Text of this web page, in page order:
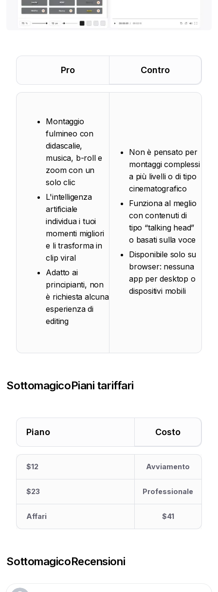
Pro Contro
Montaggio
fulmineo con
didascalie,
musica, b-roll e
zoom con un
solo clic
L'intelligenza
artificiale
individua i tuoi
momenti migliori
e li trasforma in
clip viral
Adatto ai
principianti, non
è richiesta alcuna
esperienza di
editing
Non è pensato per
montaggi complessi
a più livelli o di tipo
cinematografico
Funziona al meglio
con contenuti di
tipo “talking head”
o basati sulla voce
Disponibile solo su
browser: nessuna
app per desktop o
dispositivi mobili
SottomagicoPiani tariffari
Piano Costo
$12 Avviamento
$23 Professionale
Affari $41
SottomagicoRecensioni